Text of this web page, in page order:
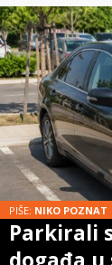
PIŠE: NIKO POZNAT
Parkirali